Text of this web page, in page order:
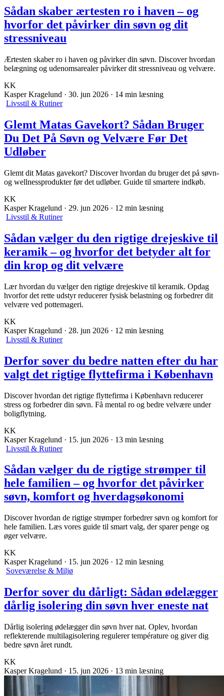
Sådan skaber ærtesten ro i haven – og
hvorfor det påvirker din søvn og dit
stressniveau
Ærtesten skaber ro i haven og påvirker din søvn. Discover hvordan
belægning og udenomsarealer påvirker dit stressniveau og velvære.
KK
Kasper Kragelund · 30. jun 2026 · 14 min læsning
Livsstil & Rutiner
Glemt Matas Gavekort? Sådan Bruger
Du Det På Søvn og Velvære Før Det
Udløber
Glemt dit Matas gavekort? Discover hvordan du bruger det på søvn-
og wellnessprodukter før det udløber. Guide til smartere indkøb.
KK
Kasper Kragelund · 29. jun 2026 · 12 min læsning
Livsstil & Rutiner
Sådan vælger du den rigtige drejeskive til
keramik – og hvorfor det betyder alt for
din krop og dit velvære
Lær hvordan du vælger den rigtige drejeskive til keramik. Opdag
hvorfor det rette udstyr reducerer fysisk belastning og forbedrer dit
velvære ved pottemageri.
KK
Kasper Kragelund · 28. jun 2026 · 12 min læsning
Livsstil & Rutiner
Derfor sover du bedre natten efter du har
valgt det rigtige flyttefirma i København
Discover hvordan det rigtige flyttefirma i København reducerer
stress og forbedrer din søvn. Få mental ro og bedre velvære under
boligflytning.
KK
Kasper Kragelund · 15. jun 2026 · 13 min læsning
Livsstil & Rutiner
Sådan vælger du de rigtige strømper til
hele familien – og hvorfor det påvirker
søvn, komfort og hverdagsøkonomi
Discover hvordan de rigtige strømper forbedrer søvn og komfort for
hele familien. Læs vores guide til smart valg, der sparer penge og
øger velvære.
KK
Kasper Kragelund · 15. jun 2026 · 12 min læsning
Soveværelse & Miljø
Derfor sover du dårligt: Sådan ødelægger
dårlig isolering din søvn hver eneste nat
Dårlig isolering ødelægger din søvn hver nat. Oplev, hvordan
reflekterende multilagisolering regulerer température og giver dig
bedre søvn året rundt.
KK
Kasper Kragelund · 15. jun 2026 · 13 min læsning